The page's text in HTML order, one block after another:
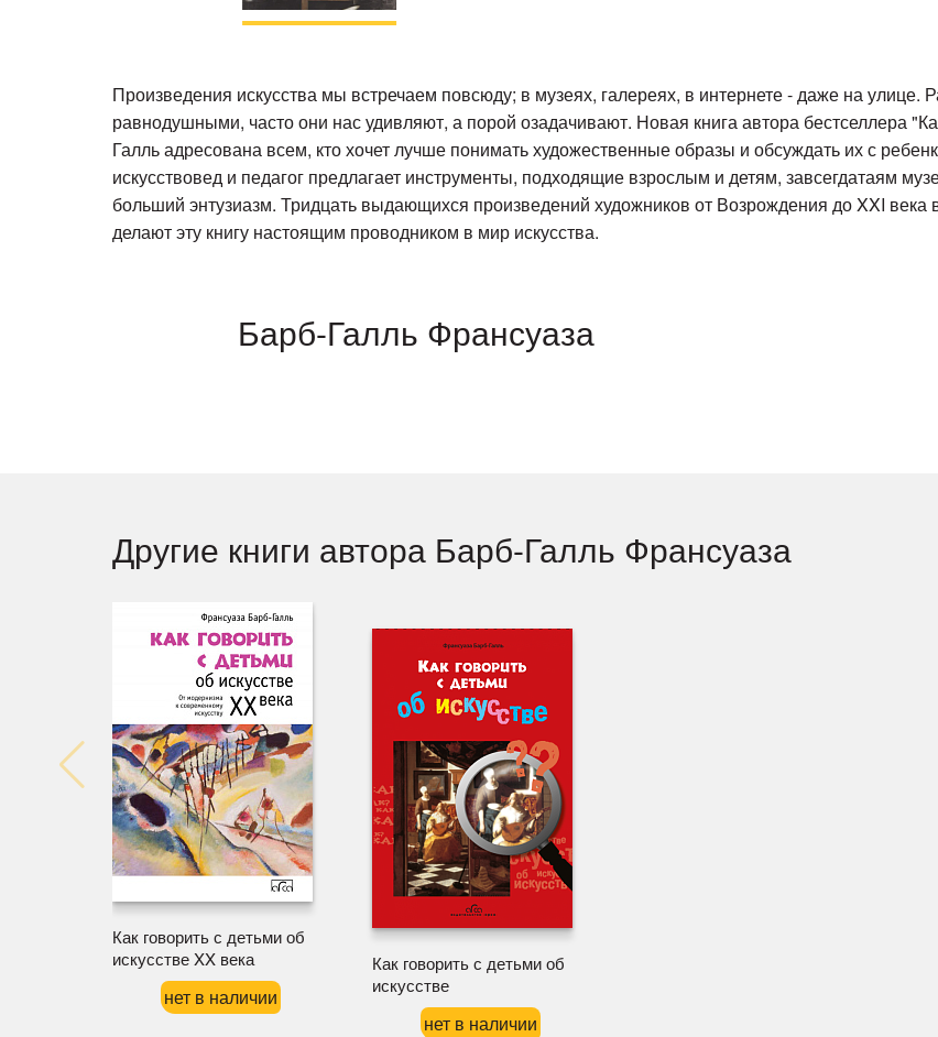
Произведения искусства мы встречаем повсюду; в музеях, галереях, в интернете - даже на улице.
равнодушными, часто они нас удивляют, а порой озадачивают. Новая книга автора бестселлера
Галль адресована всем, кто хочет лучше понимать художественные образы и обсуждать их с
искусствовед и педагог предлагает инструменты, подходящие взрослым и детям, завсегдатаям
больший энтузиазм. Тридцать выдающихся произведений художников от Возрождения до XXI века
делают эту книгу настоящим проводником в мир искусства.
Барб-Галль Франсуаза
Другие книги автора Барб-Галль Франсуаза
Как говорить с детьми об
искусстве XX века
нет в наличии
Как говорить с детьми об
искусстве
нет в наличии